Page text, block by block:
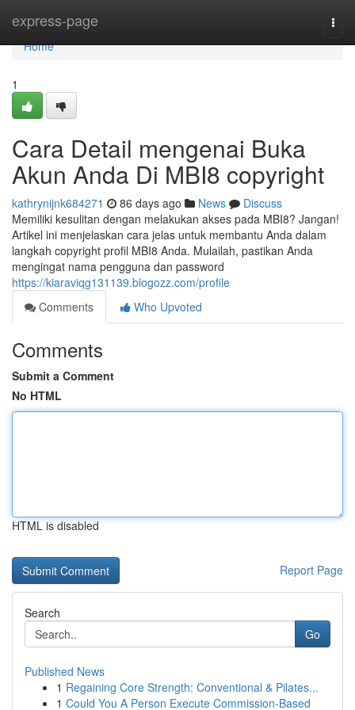
express-page
Home
Home
1
Cara Detail mengenai Buka
Akun Anda Di MBI8 copyright
kathrynijnk684271 86 days ago News
Discuss
Memiliki kesulitan dengan melakukan akses pada MBI8? Jangan!
Artikel ini menjelaskan cara jelas untuk membantu Anda dalam
langkah copyright profil MBI8 Anda. Mulailah, pastikan Anda
mengingat nama pengguna dan password
https://kiaraviqg131139.blogozz.com/profile
Comments
Who Upvoted
Comments
Submit a Comment
No HTML
HTML is disabled
Report Page
Search
Go
Published News
1 Regaining Core Strength: Conventional & Pilates...
1 Could You A Person Execute Commission-Based